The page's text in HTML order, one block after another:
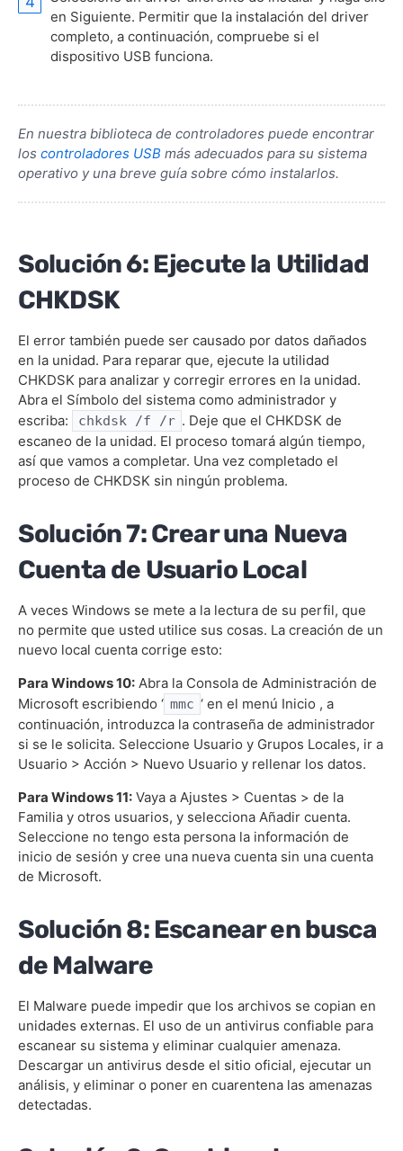
en Siguiente. Permitir que la instalación del driver
completo, a continuación, compruebe si el
dispositivo USB funciona.
En nuestra biblioteca de controladores puede encontrar
los controladores USB más adecuados para su sistema
operativo y una breve guía sobre cómo instalarlos.
Solución 6: Ejecute la Utilidad
CHKDSK
El error también puede ser causado por datos dañados
en la unidad. Para reparar que, ejecute la utilidad
CHKDSK para analizar y corregir errores en la unidad.
Abra el Símbolo del sistema como administrador y
escriba:
chkdsk /f /r . Deje que el CHKDSK de
escaneo de la unidad. El proceso tomará algún tiempo,
así que vamos a completar. Una vez completado el
proceso de CHKDSK sin ningún problema.
Solución 7: Crear una Nueva
Cuenta de Usuario Local
A veces Windows se mete a la lectura de su perfil, que
no permite que usted utilice sus cosas. La creación de un
nuevo local cuenta corrige esto:
Para Windows 10: Abra la Consola de Administración de
Microsoft escribiendo ‘ mmc ‘ en el menú Inicio , a
continuación, introduzca la contraseña de administrador
si se le solicita. Seleccione Usuario y Grupos Locales, ir a
Usuario > Acción > Nuevo Usuario y rellenar los datos.
Para Windows 11: Vaya a Ajustes > Cuentas > de la
Familia y otros usuarios, y selecciona Añadir cuenta.
Seleccione no tengo esta persona la información de
inicio de sesión y cree una nueva cuenta sin una cuenta
de Microsoft.
Solución 8: Escanear en busca
de Malware
El Malware puede impedir que los archivos se copian en
unidades externas. El uso de un antivirus confiable para
escanear su sistema y eliminar cualquier amenaza.
Descargar un antivirus desde el sitio oficial, ejecutar un
análisis, y eliminar o poner en cuarentena las amenazas
detectadas.